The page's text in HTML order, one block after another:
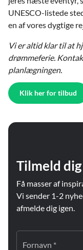
UNESCO-listede
en af vores dygtige
Vi er altid klar til at
drømmeferie.
planlægningen.
Klik her for tilbud
Tilmeld
Få masser af
Vi sender 1-2
afmelde dig igen.
Fornavn *